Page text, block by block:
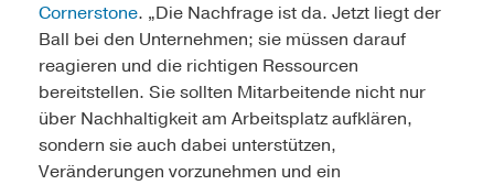
Cornerstone. „Die Nachfrage ist da. Jetzt liegt der
Ball bei den Unternehmen; sie müssen darauf
reagieren und die richtigen Ressourcen
bereitstellen. Sie sollten Mitarbeitende nicht nur
über Nachhaltigkeit am Arbeitsplatz aufklären,
sondern sie auch dabei unterstützen,
Veränderungen vorzunehmen und ein